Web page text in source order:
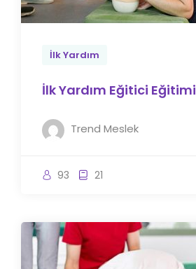
İlk Yardım
İlk Yardım Eğitici Eğitimi
Trend Meslek
93 21